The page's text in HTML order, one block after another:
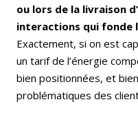
ou lors de la livraison
interactions qui fonde
Exactement, si on est
un tarif de l’énergie
bien positionnées, et
problématiques des